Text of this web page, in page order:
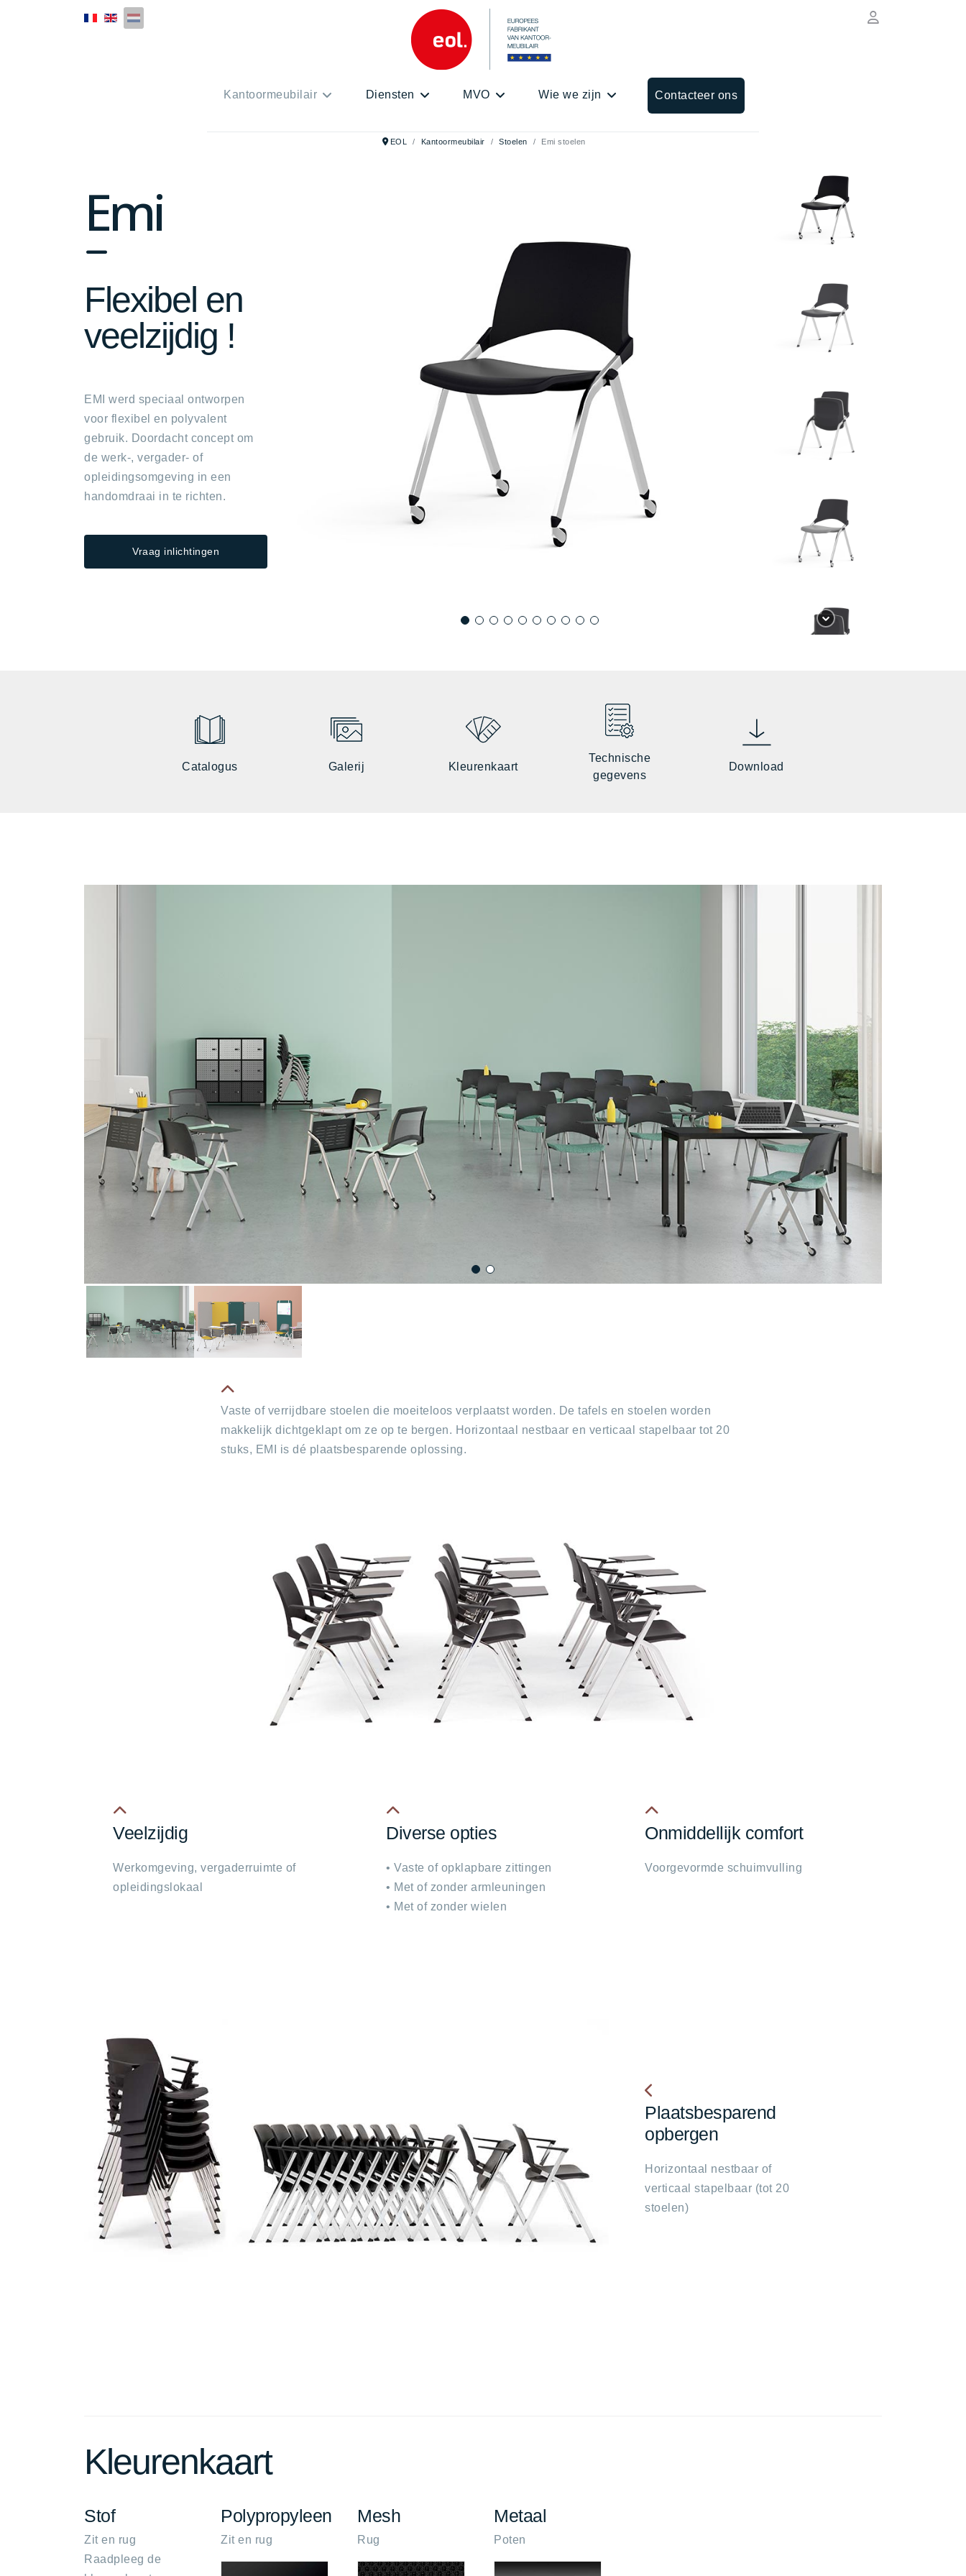
Kantoormeubilair Diensten MVO Wie we zijn Contacteer ons
EOL Kantoormeubilair Stoelen Emi stoelen
Emi
minus
Flexibel en
veelzijdig !
EMI werd speciaal ontworpen
voor flexibel en polyvalent
gebruik. Doordacht concept om
de werk-, vergader- of
opleidingsomgeving in een
handomdraai in te richten.
Vraag inlichtingen
Catalogus Galerij Kleurenkaart
Technische
gegevens
Download
fa
fa-
chevron-
Vaste of verrijdbare stoelen die moeiteloos verplaatst worden. De tafels en stoelen worden
makkelijk dichtgeklapt om ze op te bergen. Horizontaal nestbaar en verticaal stapelbaar tot 20
stuks, EMI is dé plaatsbesparende oplossing.
fa
chevron-
up
Veelzijdig
Werkomgeving, vergaderruimte of
opleidingslokaal
fa
chevron-
up
Diverse opties
• Vaste of opklapbare zittingen
• Met of zonder armleuningen
• Met of zonder wielen
fa
chevron-
Onmiddellijk comfort
Voorgevormde schuimvulling
fa
fa-
left
Plaatsbesparend
opbergen
Horizontaal nestbaar of
verticaal stapelbaar (tot 20
stoelen)
Kleurenkaart
Stof
Zit en rug
Raadpleeg de
Polypropyleen
Zit en rug
Mesh
Rug
Metaal
Poten